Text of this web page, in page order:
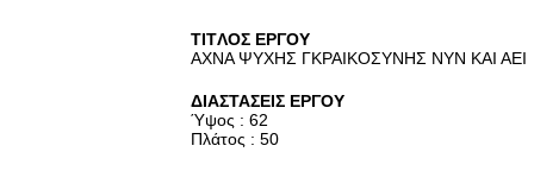
TITΛΟΣ ΕΡΓΟΥ
ΑΧΝΑ ΨΥΧΗΣ ΓΚΡΑΙΚΟΣΥΝΗΣ ΝΥΝ ΚΑΙ ΑΕΙ
ΔΙΑΣΤΑΣΕΙΣ ΕΡΓΟΥ
Ύψος : 62
Πλάτος : 50